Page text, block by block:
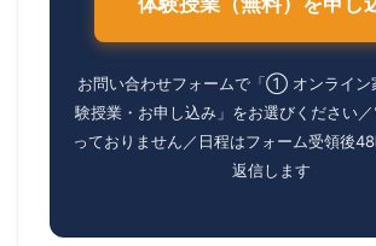
お問い合わせフォームで「① オンライン
験授業・お申し込み」をお選びください
っておりません／日程はフォーム受領後
返信します